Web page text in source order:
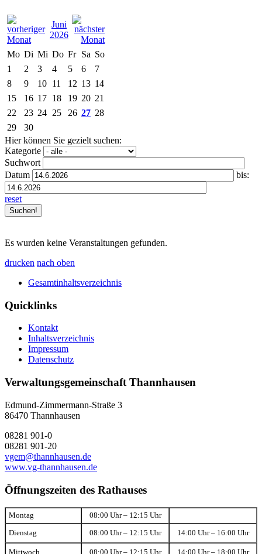
Juni
2026
Mo Di Mi Do Fr Sa So
1
2 3 4 5 6
7
8
9 10 11 12 13 14
15
16 17 18 19 20 21
22
23 24 25 26 27 28
29
30
Hier können Sie gezielt suchen:
Kategorie
Suchwort
Datum
bis:
reset
Es wurden keine Veranstaltungen gefunden.
drucken nach oben
Gesamtinhaltsverzeichnis
Quicklinks
Kontakt
Inhaltsverzeichnis
Impressum
Datenschutz
Verwaltungsgemeinschaft Thannhausen
Edmund-Zimmermann-Straße 3
86470 Thannhausen
08281 901-0
08281 901-20
vgem@thannhausen.de
www.vg-thannhausen.de
Öffnungszeiten des Rathauses
Montag 08:00 Uhr – 12:15 Uhr
Dienstag 08:00 Uhr – 12:15 Uhr 14:00 Uhr – 16:00 Uhr